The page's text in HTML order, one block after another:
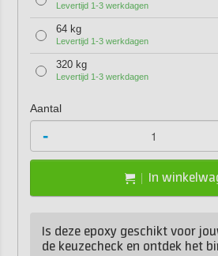
Levertijd 1-3 werkdagen
64 kg
Levertijd 1-3 werkdagen
320 kg
Levertijd 1-3 werkdagen
Aantal
-
In
Is deze epoxy geschikt voor
de keuzecheck en ontdek het